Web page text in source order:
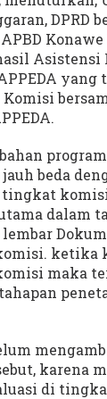
DPRD
Konawe
Asistensi
yang
beda
komisi
dalam
ketika
maka
karena
di